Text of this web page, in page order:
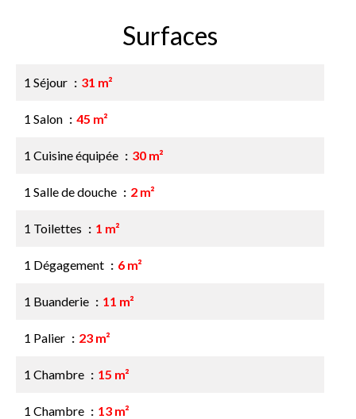
Surfaces
1 Séjour 31 m²
1 Salon 45 m²
1 Cuisine équipée 30 m²
1 Salle de douche 2 m²
1 Toilettes 1 m²
1 Dégagement 6 m²
1 Buanderie 11 m²
1 Palier 23 m²
1 Chambre 15 m²
1 Chambre 13 m²